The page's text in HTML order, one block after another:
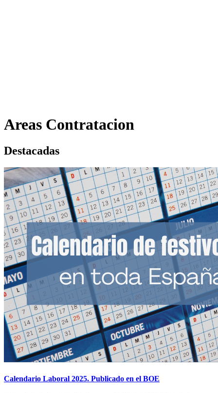
Areas Contratacion
Destacadas
Calendario Laboral 2025. Publicado en el BOE